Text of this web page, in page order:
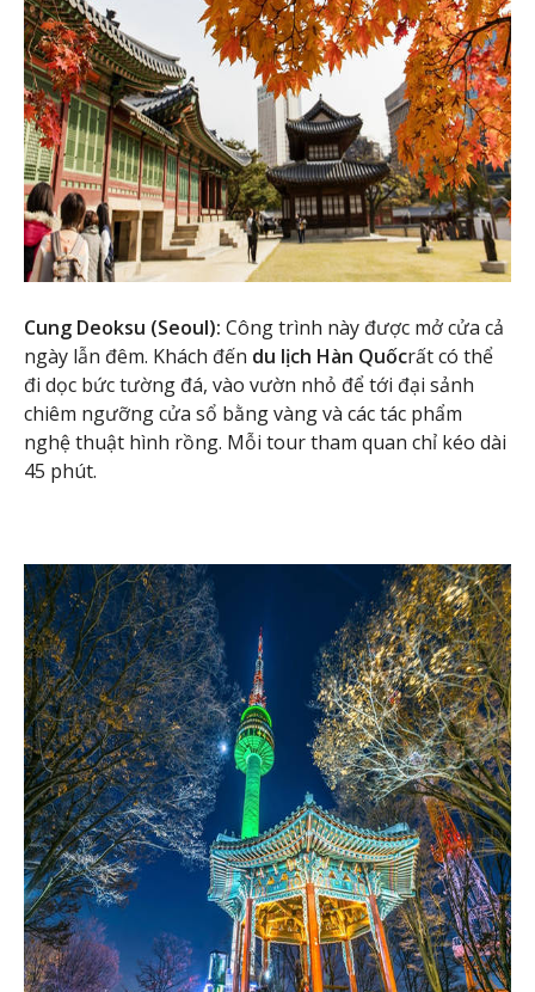
Cung Deoksu (Seoul): Công trình này được mở cửa cả
ngày lẫn đêm. Khách đến du lịch Hàn Quốcrất có thể
đi dọc bức tường đá, vào vườn nhỏ để tới đại sảnh
chiêm ngưỡng cửa sổ bằng vàng và các tác phẩm
nghệ thuật hình rồng. Mỗi tour tham quan chỉ kéo dài
45 phút.